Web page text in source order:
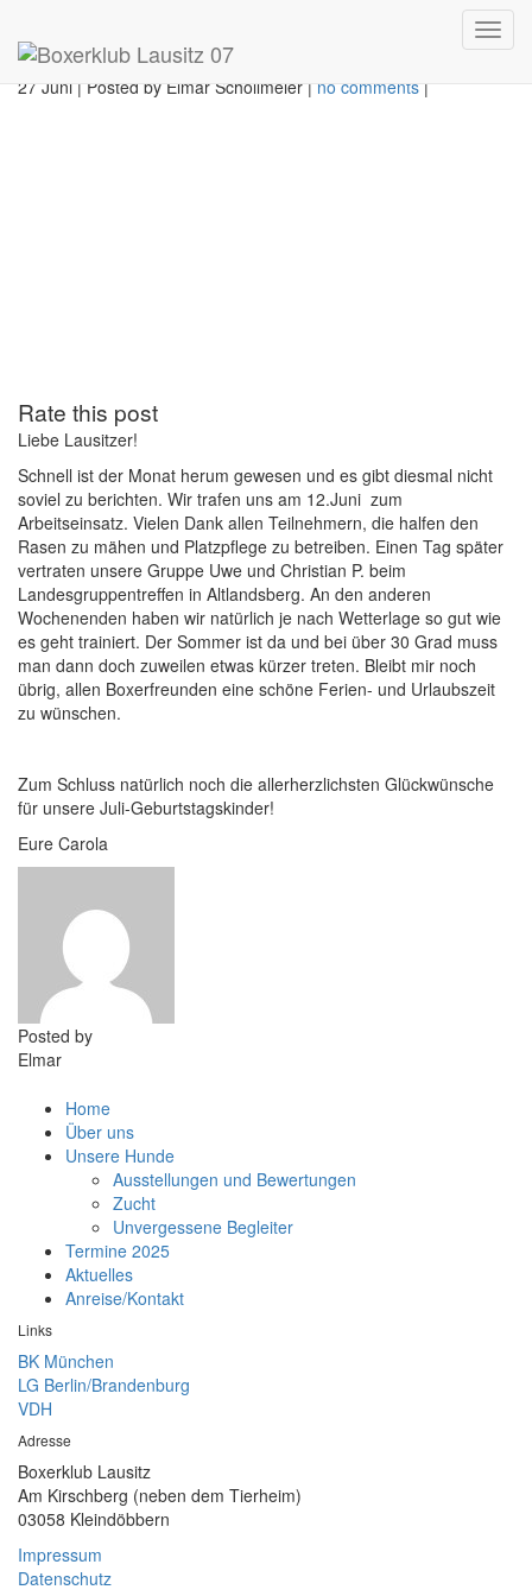
BBN Juli 2021
27 Juni|Posted by Elmar Schollmeier| no comments |
Rate this post
Liebe Lausitzer!
Schnell ist der Monat herum gewesen und es gibt diesmal nicht
soviel zu berichten. Wir trafen uns am 12.Juni zum
Arbeitseinsatz. Vielen Dank allen Teilnehmern, die halfen den
Rasen zu mähen und Platzpflege zu betreiben. Einen Tag später
vertraten unsere Gruppe Uwe und Christian P. beim
Landesgruppentreffen in Altlandsberg. An den anderen
Wochenenden haben wir natürlich je nach Wetterlage so gut wie
es geht trainiert. Der Sommer ist da und bei über 30 Grad muss
man dann doch zuweilen etwas kürzer treten. Bleibt mir noch
übrig, allen Boxerfreunden eine schöne Ferien- und Urlaubszeit
zu wünschen.
Zum Schluss natürlich noch die allerherzlichsten Glückwünsche
für unsere Juli-Geburtstagskinder!
Eure Carola
Posted by
Elmar
Home
Über uns
Unsere Hunde
Ausstellungen und Bewertungen
Zucht
Unvergessene Begleiter
Termine 2025
Aktuelles
Anreise/Kontakt
Links
BK München
LG Berlin/Brandenburg
VDH
Adresse
Boxerklub Lausitz
Am Kirschberg (neben dem Tierheim)
03058 Kleindöbbern
Impressum
Datenschutz